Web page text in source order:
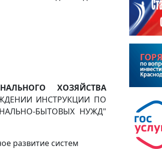
ХОЗЯЙСТВА
ИНСТРУКЦИИ ПО
БЫТОВЫХ НУЖД"
развитие систем